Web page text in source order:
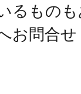
るもの
お問合